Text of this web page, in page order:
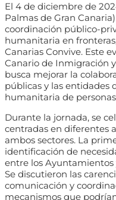
El 4 de diciembre de
Palmas de Gran
coordinación público-
humanitaria en
Canarias Convive. Este
Canario de Inmigración
busca mejorar la
públicas y las entidades
humanitaria de
Durante la jornada, se
centradas en diferentes
ambos sectores. La
identificación de
entre los Ayuntamientos
Se discutieron las
comunicación y
mecanismos que